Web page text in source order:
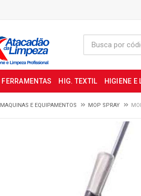
FERRAMENTAS HIG. TEXTIL HIGIENE E
MAQUINAS E EQUIPAMENTOS MOP SPRAY